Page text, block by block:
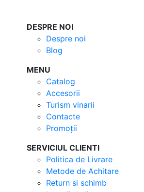
DESPRE NOI
Despre noi
Blog
MENU
Catalog
Accesorii
Turism vinarii
Contacte
Promoții
SERVICIUL CLIENTI
Politica de Livrare
Metode de Achitare
Return si schimb